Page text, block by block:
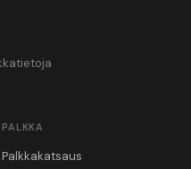
PALKKA
Palkkakatsaus